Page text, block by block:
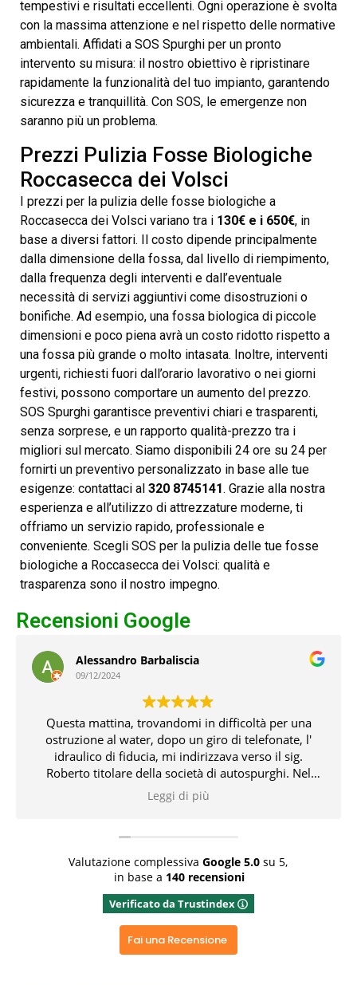
tempestivi e risultati eccellenti. Ogni operazione è svolta
con la massima attenzione e nel rispetto delle normative
ambientali. Affidati a SOS Spurghi per un pronto
intervento su misura: il nostro obiettivo è ripristinare
rapidamente la funzionalità del tuo impianto, garantendo
sicurezza e tranquillità. Con SOS, le emergenze non
saranno più un problema.
Prezzi Pulizia Fosse Biologiche
Roccasecca dei Volsci
I prezzi per la pulizia delle fosse biologiche a
Roccasecca dei Volsci variano tra i 130€ e i 650€, in
base a diversi fattori. Il costo dipende principalmente
dalla dimensione della fossa, dal livello di riempimento,
dalla frequenza degli interventi e dall’eventuale
necessità di servizi aggiuntivi come disostruzioni o
bonifiche. Ad esempio, una fossa biologica di piccole
dimensioni e poco piena avrà un costo ridotto rispetto a
una fossa più grande o molto intasata. Inoltre, interventi
urgenti, richiesti fuori dall’orario lavorativo o nei giorni
festivi, possono comportare un aumento del prezzo.
SOS Spurghi garantisce preventivi chiari e trasparenti,
senza sorprese, e un rapporto qualità-prezzo tra i
migliori sul mercato. Siamo disponibili 24 ore su 24 per
fornirti un preventivo personalizzato in base alle tue
esigenze: contattaci al 320 8745141. Grazie alla nostra
esperienza e all’utilizzo di attrezzature moderne, ti
offriamo un servizio rapido, professionale e
conveniente. Scegli SOS per la pulizia delle tue fosse
biologiche a Roccasecca dei Volsci: qualità e
trasparenza sono il nostro impegno.
Recensioni Google
in difficoltà per una
giro di telefonate, l'
verso il sig.
di autospurghi. Nel
👏👏👏👍
x una recensione
Giuseppe De Angelis
Chiamati in emergenza
festivo(8dicembre) tempestivo
tempi molto brevi con
consiglio vivamente
Valutazione complessiva Google 5.0su 5,
in base a 140 recensioni
Verificato da Trustindex
Fai una Recensione